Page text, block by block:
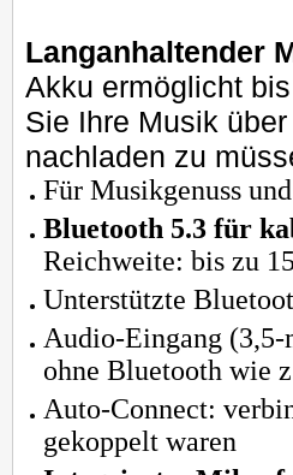
Langanhaltender
Akku ermöglicht
Sie Ihre Musik
nachladen zu
Für Musikgenuss
Bluetooth 5.3 für
Reichweite: bis zu
Unterstützte
Audio-Eingang (3,5-
ohne Bluetooth wie
Auto-Connect:
gekoppelt waren